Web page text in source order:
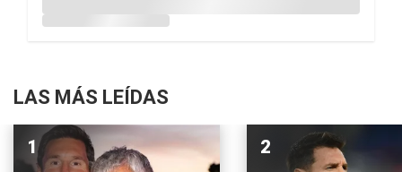
LAS MÁS LEÍDAS